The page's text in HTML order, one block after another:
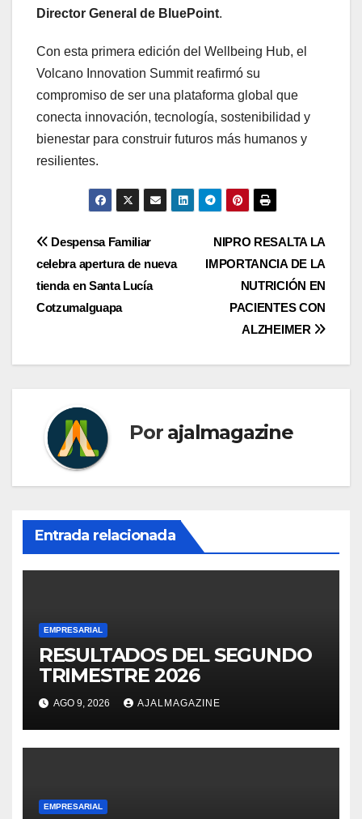
Director General de BluePoint.
Con esta primera edición del Wellbeing Hub, el
Volcano Innovation Summit reafirmó su
compromiso de ser una plataforma global que
conecta innovación, tecnología, sostenibilidad y
bienestar para construir futuros más humanos y
resilientes.
Navegación
de
entradas
NIPRO RESALTA LA
IMPORTANCIA DE LA
NUTRICIÓN EN
PACIENTES CON
ALZHEIMER
Despensa Familiar
celebra apertura de nueva
tienda en Santa Lucía
Cotzumalguapa
Por ajalmagazine
Entrada relacionada
EMPRESARIAL
RESULTADOS DEL SEGUNDO
TRIMESTRE 2026
AGO 9, 2026 AJALMAGAZINE
EMPRESARIAL